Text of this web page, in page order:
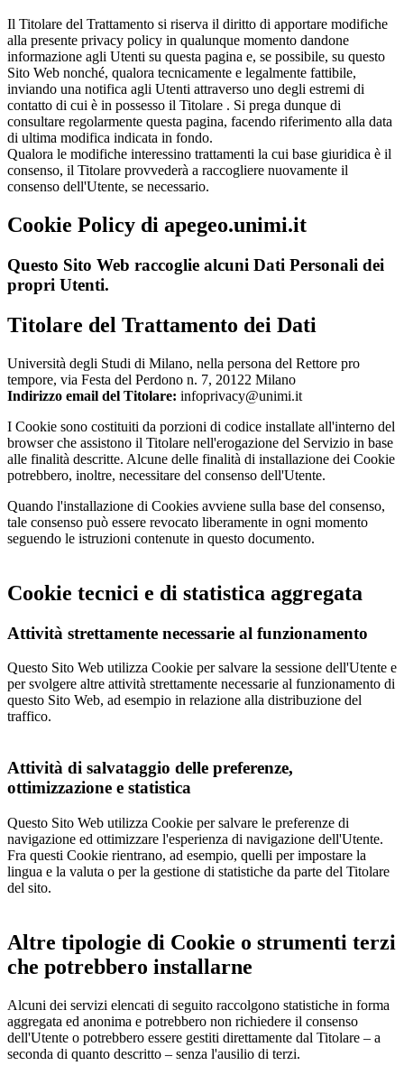
Il Titolare del Trattamento si riserva il diritto di apportare modifiche
alla presente privacy policy in qualunque momento dandone
informazione agli Utenti su questa pagina e, se possibile, su questo
Sito Web nonché, qualora tecnicamente e legalmente fattibile,
inviando una notifica agli Utenti attraverso uno degli estremi di
contatto di cui è in possesso il Titolare . Si prega dunque di
consultare regolarmente questa pagina, facendo riferimento alla data
di ultima modifica indicata in fondo.
Qualora le modifiche interessino trattamenti la cui base giuridica è il
consenso, il Titolare provvederà a raccogliere nuovamente il
consenso dell'Utente, se necessario.
Cookie Policy di apegeo.unimi.it
Questo Sito Web raccoglie alcuni Dati Personali dei
propri Utenti.
Titolare del Trattamento dei Dati
Università degli Studi di Milano, nella persona del Rettore pro
tempore, via Festa del Perdono n. 7, 20122 Milano
Indirizzo email del Titolare: infoprivacy@unimi.it
I Cookie sono costituiti da porzioni di codice installate all'interno del
browser che assistono il Titolare nell'erogazione del Servizio in base
alle finalità descritte. Alcune delle finalità di installazione dei Cookie
potrebbero, inoltre, necessitare del consenso dell'Utente.
Quando l'installazione di Cookies avviene sulla base del consenso,
tale consenso può essere revocato liberamente in ogni momento
seguendo le istruzioni contenute in questo documento.
Cookie tecnici e di statistica aggregata
Attività strettamente necessarie al funzionamento
Questo Sito Web utilizza Cookie per salvare la sessione dell'Utente e
per svolgere altre attività strettamente necessarie al funzionamento di
questo Sito Web, ad esempio in relazione alla distribuzione del
traffico.
Attività di salvataggio delle preferenze,
ottimizzazione e statistica
Questo Sito Web utilizza Cookie per salvare le preferenze di
navigazione ed ottimizzare l'esperienza di navigazione dell'Utente.
Fra questi Cookie rientrano, ad esempio, quelli per impostare la
lingua e la valuta o per la gestione di statistiche da parte del Titolare
del sito.
Altre tipologie di Cookie o strumenti terzi
che potrebbero installarne
Alcuni dei servizi elencati di seguito raccolgono statistiche in forma
aggregata ed anonima e potrebbero non richiedere il consenso
dell'Utente o potrebbero essere gestiti direttamente dal Titolare – a
seconda di quanto descritto – senza l'ausilio di terzi.